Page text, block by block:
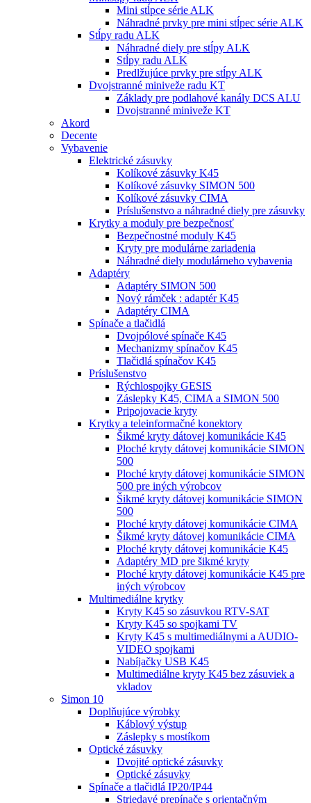
Mini stĺpce série ALK
Náhradné prvky pre mini stĺpec série ALK
Stĺpy radu ALK
Náhradné diely pre stĺpy ALK
Stĺpy radu ALK
Predlžujúce prvky pre stĺpy ALK
Dvojstranné miniveže radu KT
Základy pre podlahové kanály DCS ALU
Dvojstranné miniveže KT
Akord
Decente
Vybavenie
Elektrické zásuvky
Kolíkové zásuvky K45
Kolíkové zásuvky SIMON 500
Kolíkové zásuvky CIMA
Príslušenstvo a náhradné diely pre zásuvky
Krytky a moduly pre bezpečnosť
Bezpečnostné moduly K45
Kryty pre modulárne zariadenia
Náhradné diely modulárneho vybavenia
Adaptéry
Adaptéry SIMON 500
Nový rámček : adaptér K45
Adaptéry CIMA
Spínače a tlačidlá
Dvojpólové spínače K45
Mechanizmy spínačov K45
Tlačidlá spínačov K45
Príslušenstvo
Rýchlospojky GESIS
Záslepky K45, CIMA a SIMON 500
Pripojovacie kryty
Krytky a teleinformačné konektory
Šikmé kryty dátovej komunikácie K45
Ploché kryty dátovej komunikácie SIMON
500
Ploché kryty dátovej komunikácie SIMON
500 pre iných výrobcov
Šikmé kryty dátovej komunikácie SIMON
500
Ploché kryty dátovej komunikácie CIMA
Šikmé kryty dátovej komunikácie CIMA
Ploché kryty dátovej komunikácie K45
Adaptéry MD pre šikmé kryty
Ploché kryty dátovej komunikácie K45 pre
iných výrobcov
Multimediálne krytky
Kryty K45 so zásuvkou RTV-SAT
Kryty K45 so spojkami TV
Kryty K45 s multimediálnymi a AUDIO-
VIDEO spojkami
Nabíjačky USB K45
Multimediálne kryty K45 bez zásuviek a
vkladov
Simon 10
Doplňujúce výrobky
Káblový výstup
Záslepky s mostíkom
Optické zásuvky
Dvojité optické zásuvky
Optické zásuvky
Spínače a tlačidlá IP20/IP44
Striedavé prepínače s orientačným